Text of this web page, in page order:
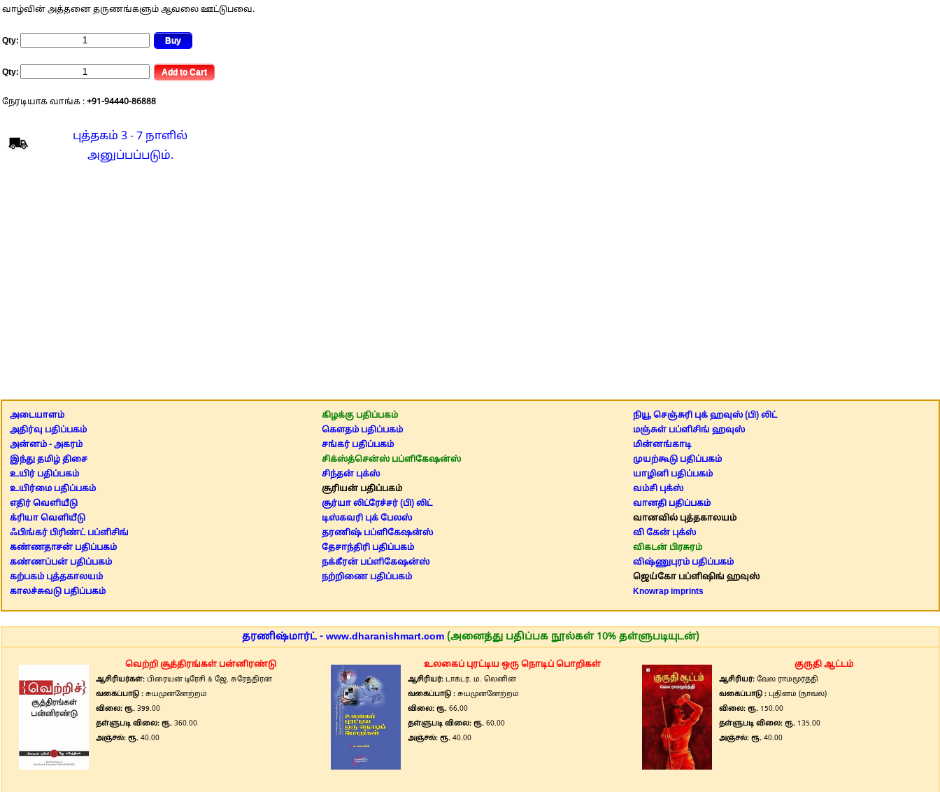
வாழ்வின் அத்தனை தருணங்களும் ஆவலை ஊட்டுபவை.
Qty:
Qty:
நேரடியாக வாங்க : +91-94440-86888
புத்தகம் 3 - 7 நாளில்
அனுப்பப்படும்.
அடையாளம்
அதிர்வு பதிப்பகம்
அன்னம் - அகரம்
இந்து தமிழ் திசை
உயிர் பதிப்பகம்
உயிர்மை பதிப்பகம்
எதிர் வெளியீடு
க்ரியா வெளியீடு
ஃபிங்கர் பிரிண்ட் பப்ளிசிங்
கண்ணதாசன் பதிப்பகம்
கண்ணப்பன் பதிப்பகம்
கற்பகம் புத்தகாலயம்
காலச்சுவடு பதிப்பகம்
கிழக்கு பதிப்பகம்
கௌதம் பதிப்பகம்
சங்கர் பதிப்பகம்
சிக்ஸ்த்சென்ஸ் பப்ளிகேஷன்ஸ்
சிந்தன் புக்ஸ்
சூரியன் பதிப்பகம்
சூர்யா லிட்ரேச்சர் (பி) லிட்
டிஸ்கவரி புக் பேலஸ்
தரணிஷ் பப்ளிகேஷன்ஸ்
தேசாந்திரி பதிப்பகம்
நக்கீரன் பப்ளிகேஷன்ஸ்
நற்றிணை பதிப்பகம்
நியூ செஞ்சுரி புக் ஹவுஸ் (பி) லிட்
மஞ்சுள் பப்ளிசிங் ஹவுஸ்
மின்னங்காடி
முயற்கூடு பதிப்பகம்
யாழினி பதிப்பகம்
வம்சி புக்ஸ்
வானதி பதிப்பகம்
வானவில் புத்தகாலயம்
வி கேன் புக்ஸ்
விகடன் பிரசுரம்
விஷ்ணுபுரம் பதிப்பகம்
ஜெய்கோ பப்ளிஷிங் ஹவுஸ்
Knowrap imprints
தரணிஷ்மார்ட் - www.dharanishmart.com (அனைத்து பதிப்பக நூல்கள் 10% தள்ளுபடியுடன்)
வெற்றி சூத்திரங்கள் பன்னிரண்டு
ஆசிரியர்கள்: பிரையன் டிரேசி & ஜே. சுரேந்திரன்
வகைப்பாடு : சுயமுன்னேற்றம்
விலை: ரூ. 399.00
தள்ளுபடி விலை: ரூ. 360.00
அஞ்சல்: ரூ. 40.00
உலகைப் புரட்டிய ஒரு நொடிப் பொறிகள்
ஆசிரியர்:டாக்டர். ம. லெனின்
வகைப்பாடு :சுயமுன்னேற்றம்
விலை: ரூ. 66.00
தள்ளுபடி விலை: ரூ. 60.00
அஞ்சல்: ரூ. 40.00
குருதி ஆட்டம்
ஆசிரியர்: வேல ராமமூர்த்தி
வகைப்பாடு : புதினம் (நாவல்)
விலை: ரூ. 150.00
தள்ளுபடி விலை: ரூ. 135.00
அஞ்சல்: ரூ.40.00